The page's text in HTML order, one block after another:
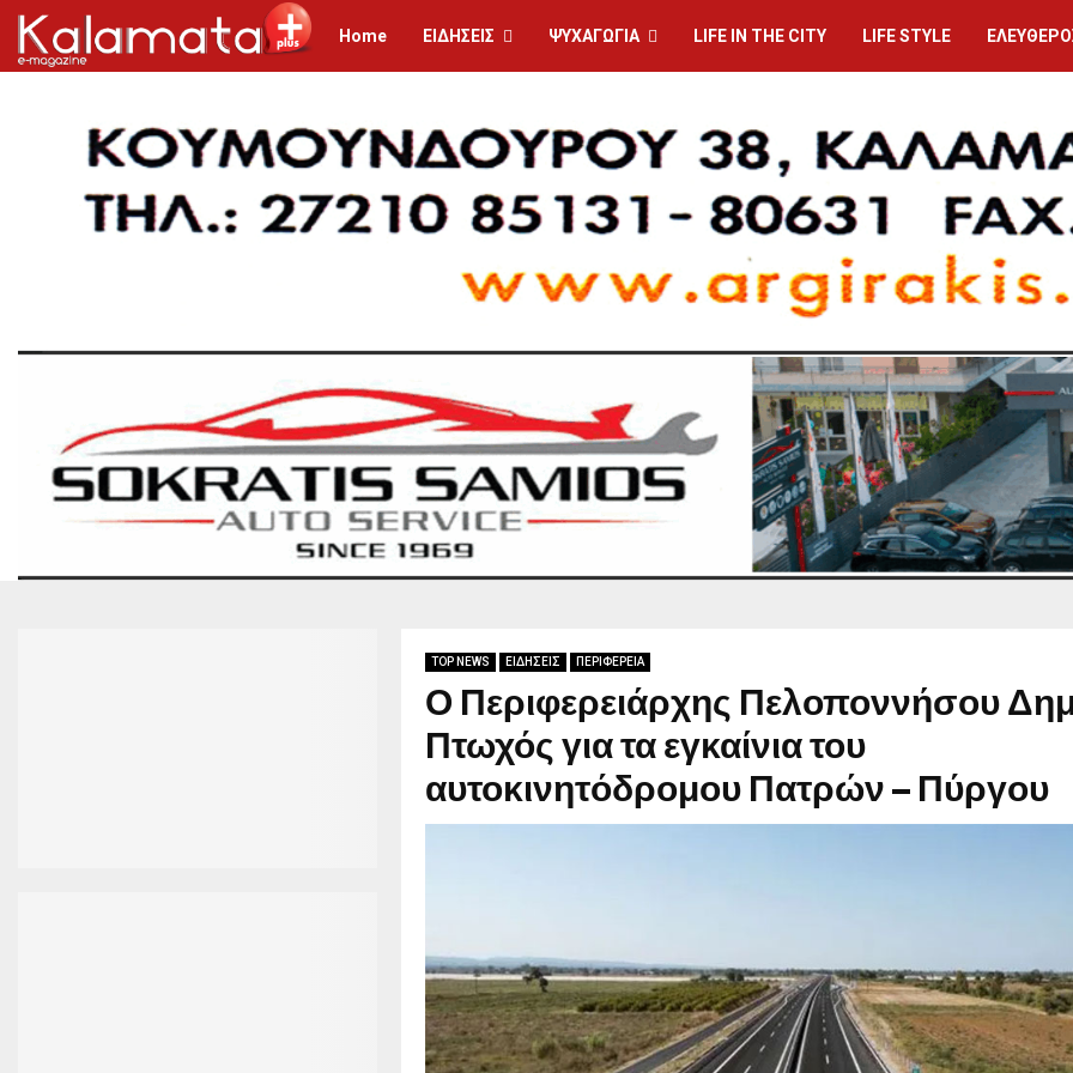
Home ΕΙΔΗΣΕΙΣ ΨΥΧΑΓΩΓΙΑ LIFE IN THE CITY LIFE STYLE
TOP NEWS ΕΙΔΗΣΕΙΣ ΠΕΡΙΦΕΡΕΙΑ
Ο Περιφερειάρχης Πελοποννήσου
Πτωχός για τα εγκαίνια του
αυτοκινητόδρομου Πατρών – Πύργου